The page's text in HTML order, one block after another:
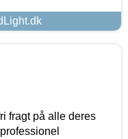
fragt på alle deres